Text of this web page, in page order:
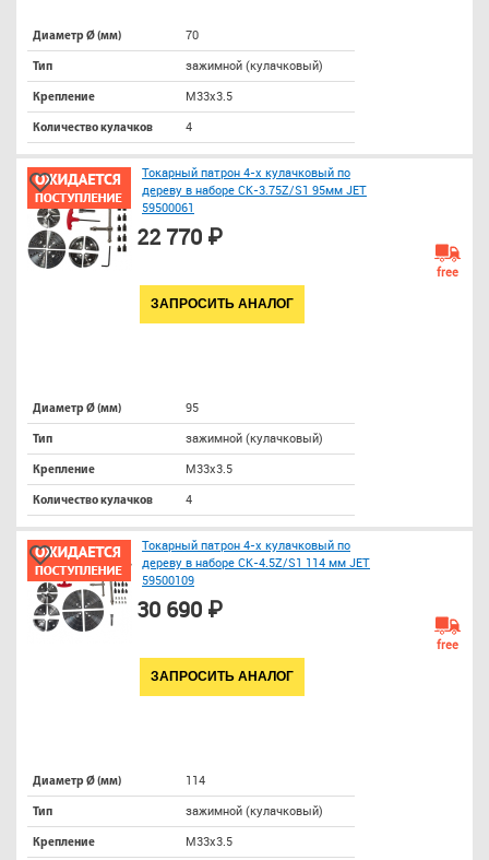
Диаметр Ø (мм) 70
Тип зажимной (кулачковый)
Крепление M33х3.5
Количество кулачков 4
Токарный патрон 4-х кулачковый по
дереву в наборе CK-3.75Z/S1 95мм JET
59500061
22 770 ₽
ЗАПРОСИТЬ АНАЛОГ
free
Диаметр Ø (мм) 95
Тип зажимной (кулачковый)
Крепление M33х3.5
Количество кулачков 4
Токарный патрон 4-х кулачковый по
дереву в наборе CK-4.5Z/S1 114 мм JET
59500109
30 690 ₽
ЗАПРОСИТЬ АНАЛОГ
free
Диаметр Ø (мм) 114
Тип зажимной (кулачковый)
Крепление M33х3.5